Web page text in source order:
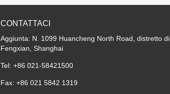
CONTATTACI
Aggiunta: N. 1099 Huancheng North Road, distretto di
Fengxian, Shanghai
Tel: +86 021-58421500
Fax: +86 021 5842 1319